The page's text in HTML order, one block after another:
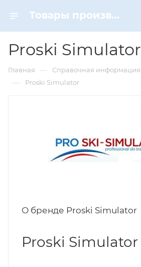
Товары производителя Proski Simulator | бренды Dynamic-Sport
Proski Simulator
Главная — Справочная информация
— Proski Simulator
О бренде Proski Simulator
Proski Simulator